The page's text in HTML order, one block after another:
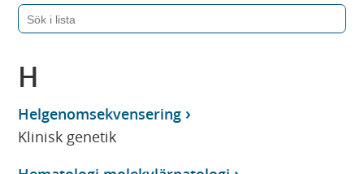
H
Helgenomsekvensering
Klinisk genetik